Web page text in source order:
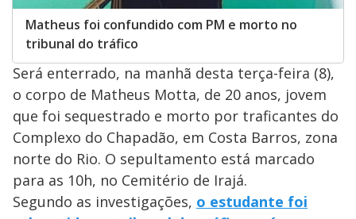
Matheus foi confundido com PM e morto no
tribunal do tráfico
Será enterrado, na manhã desta terça-feira (8),
o corpo de Matheus Motta, de 20 anos, jovem
que foi sequestrado e morto por traficantes do
Complexo do Chapadão, em Costa Barros, zona
norte do Rio. O sepultamento está marcado
para as 10h, no Cemitério de Irajá.
Segundo as investigações, o estudante foi